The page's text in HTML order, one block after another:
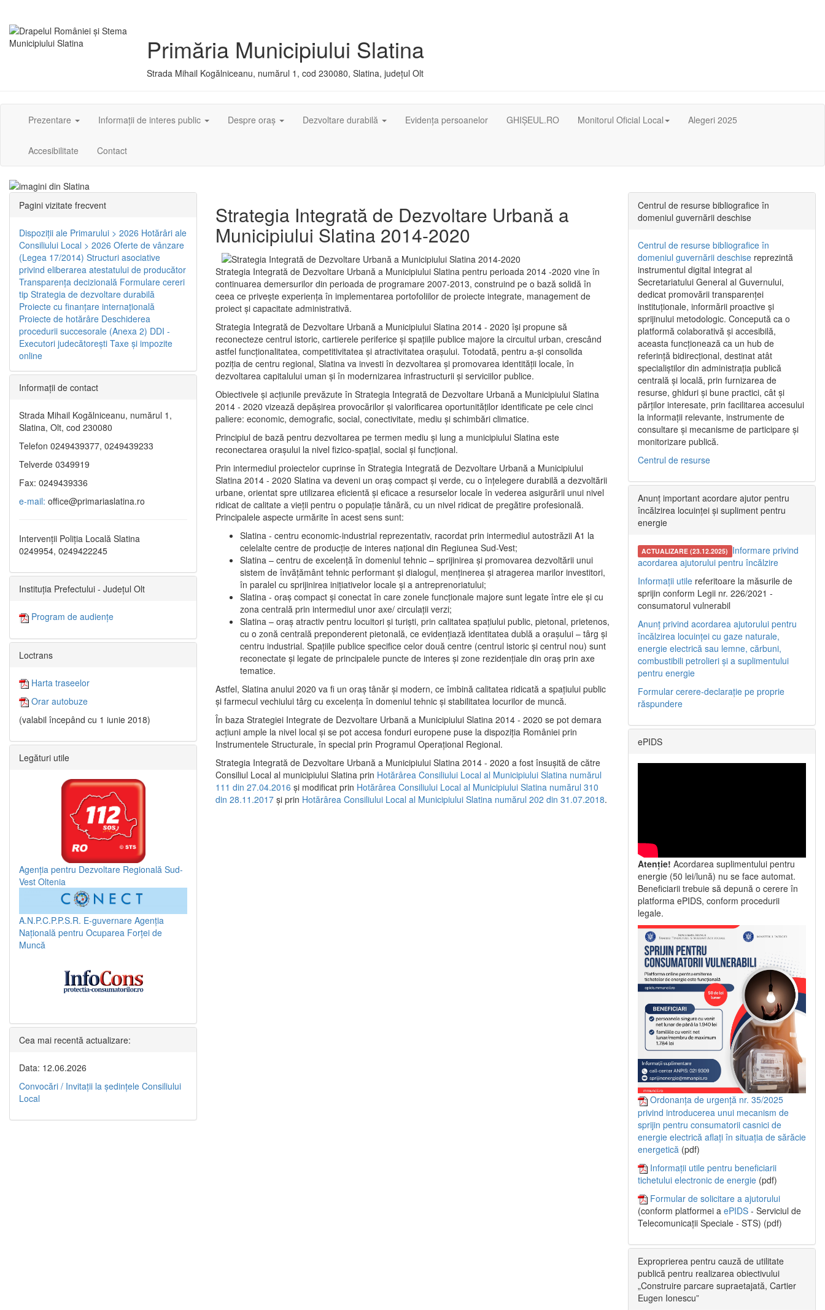
Primăria Municipiului Slatina
Strada Mihail Kogălniceanu, numărul 1, cod 230080, Slatina, județul Olt
Prezentare Informații de interes public Despre oraș Dezvoltare durabilă Evidența persoanelor GHIȘEUL.RO Monitorul Oficial Local Alegeri 2025
Accesibilitate Contact
Strategia Integrată de Dezvoltare Urbană a
Municipiului Slatina 2014-2020
Strategia Integrată de Dezvoltare Urbană a Municipiului Slatina pentru perioada 2014 -2020 vine în
continuarea demersurilor din perioada de programare 2007-2013, construind pe o bază solidă în
ceea ce priveşte experienţa în implementarea portofoliilor de proiecte integrate, management de
proiect și capacitate administrativă.
Strategia Integrată de Dezvoltare Urbană a Municipiului Slatina 2014 - 2020 își propune să
reconecteze centrul istoric, cartierele periferice şi spaţiile publice majore la circuitul urban, crescând
astfel funcţionalitatea, competitivitatea şi atractivitatea oraşului. Totodată, pentru a-şi consolida
poziţia de centru regional, Slatina va investi în dezvoltarea şi promovarea identităţii locale, în
dezvoltarea capitalului uman şi în modernizarea infrastructurii şi serviciilor publice.
Obiectivele şi acţiunile prevăzute în Strategia Integrată de Dezvoltare Urbană a Municipiului Slatina
2014 - 2020 vizează depășirea provocărilor şi valorificarea oportunităţilor identificate pe cele cinci
paliere: economic, demografic, social, conectivitate, mediu şi schimbări climatice.
Principiul de bază pentru dezvoltarea pe termen mediu şi lung a municipiului Slatina este
reconectarea oraşului la nivel fizico-spaţial, social şi funcţional.
Prin intermediul proiectelor cuprinse în Strategia Integrată de Dezvoltare Urbană a Municipiului
Slatina 2014 - 2020 Slatina va deveni un oraş compact şi verde, cu o înţelegere durabilă a dezvoltării
urbane, orientat spre utilizarea eficientă şi eficace a resurselor locale în vederea asigurării unui nivel
ridicat de calitate a vieţii pentru o populaţie tânără, cu un nivel ridicat de pregătire profesională.
Principalele aspecte urmărite în acest sens sunt:
Slatina - centru economic-industrial reprezentativ, racordat prin intermediul autostrăzii A1 la
celelalte centre de producţie de interes naţional din Regiunea Sud-Vest;
Slatina – centru de excelenţă în domeniul tehnic – sprijinirea şi promovarea dezvoltării unui
sistem de învăţământ tehnic performant şi dialogul, menţinerea şi atragerea marilor investitori,
în paralel cu sprijinirea iniţiativelor locale şi a antreprenoriatului;
Slatina - oraş compact şi conectat în care zonele funcţionale majore sunt legate între ele şi cu
zona centrală prin intermediul unor axe/ circulații verzi;
Slatina – oraş atractiv pentru locuitori şi turişti, prin calitatea spaţiului public, pietonal, prietenos,
cu o zonă centrală preponderent pietonală, ce evidenţiază identitatea dublă a oraşului – târg şi
centru industrial. Spaţiile publice specifice celor două centre (centrul istoric şi centrul nou) sunt
reconectate şi legate de principalele puncte de interes şi zone rezidenţiale din oraş prin axe
tematice.
Astfel, Slatina anului 2020 va fi un oraş tânăr şi modern, ce îmbină calitatea ridicată a spaţiului public
şi farmecul vechiului târg cu excelenţa în domeniul tehnic şi stabilitatea locurilor de muncă.
În baza Strategiei Integrate de Dezvoltare Urbană a Municipiului Slatina 2014 - 2020 se pot demara
acţiuni ample la nivel local şi se pot accesa fonduri europene puse la dispoziţia României prin
Instrumentele Structurale, în special prin Programul Operațional Regional.
Strategia Integrată de Dezvoltare Urbană a Municipiului Slatina 2014 - 2020 a fost însuşită de către
Consiliul Local al municipiului Slatina prin Hotărârea Consiliului Local al Municipiului Slatina numărul
111 din 27.04.2016 și modificat prin Hotărârea Consiliului Local al Municipiului Slatina numărul 310
din 28.11.2017 și prin Hotărârea Consiliului Local al Municipiului Slatina numărul 202 din 31.07.2018.
Pagini vizitate frecvent
Dispoziţii ale Primarului > 2026 Hotărâri ale
Consiliului Local > 2026 Oferte de vânzare
(Legea 17/2014) Structuri asociative
privind eliberarea atestatului de producător
Transparenţa decizională Formulare cereri
tip Strategia de dezvoltare durabilă
Proiecte cu finanţare internaţională
Proiecte de hotărâre Deschiderea
procedurii succesorale (Anexa 2) DDI -
Executori judecătorești Taxe şi impozite
online
Informaţii de contact
Strada Mihail Kogălniceanu, numărul 1,
Slatina, Olt, cod 230080
Telefon 0249439377, 0249439233
Telverde 0349919
Fax: 0249439336
e-mail: office@primariaslatina.ro
Intervenții Poliția Locală Slatina
0249954, 0249422245
Instituția Prefectului - Județul Olt
Program de audiențe
Loctrans
Harta traseelor
Orar autobuze
(valabil începând cu 1 iunie 2018)
Legături utile
Agenția pentru Dezvoltare Regională Sud-
Vest Oltenia
A.N.P.C.P.P.S.R. E-guvernare Agenția
Națională pentru Ocuparea Forței de
Muncă
Cea mai recentă actualizare:
Data: 12.06.2026
Convocări / Invitaţii la şedinţele Consiliului
Local
Centrul de resurse bibliografice în
domeniul guvernării deschise
Centrul de resurse bibliografice în
domeniul guvernării deschise reprezintă
instrumentul digital integrat al
Secretariatului General al Guvernului,
dedicat promovării transparenței
instituționale, informării proactive și
sprijinului metodologic. Concepută ca o
platformă colaborativă și accesibilă,
aceasta funcționează ca un hub de
referință bidirecțional, destinat atât
specialiștilor din administrația publică
centrală și locală, prin furnizarea de
resurse, ghiduri și bune practici, cât și
părților interesate, prin facilitarea accesului
la informații relevante, instrumente de
consultare și mecanisme de participare și
monitorizare publică.
Centrul de resurse
Anunț important acordare ajutor pentru
încălzirea locuinței și supliment pentru
energie
ACTUALIZARE (23.12.2025) Informare privind
acordarea ajutorului pentru încălzire
Informații utile referitoare la măsurile de
sprijin conform Legii nr. 226/2021 -
consumatorul vulnerabil
Anunț privind acordarea ajutorului pentru
încălzirea locuinței cu gaze naturale,
energie electrică sau lemne, cărbuni,
combustibili petrolieri și a suplimentului
pentru energie
Formular cerere-declarație pe proprie
răspundere
ePIDS
Atenție! Acordarea suplimentului pentru
energie (50 lei/lună) nu se face automat.
Beneficiarii trebuie să depună o cerere în
platforma ePIDS, conform procedurii
legale.
Ordonanța de urgență nr. 35/2025
privind introducerea unui mecanism de
sprijin pentru consumatorii casnici de
energie electrică aflați în situația de sărăcie
energetică (pdf)
Informații utile pentru beneficiarii
tichetului electronic de energie (pdf)
Formular de solicitare a ajutorului
(conform platformei a ePIDS - Serviciul de
Telecomunicații Speciale - STS) (pdf)
Exproprierea pentru cauză de utilitate
publică pentru realizarea obiectivului
„Construire parcare supraetajată, Cartier
Eugen Ionescu”